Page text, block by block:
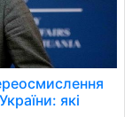
які